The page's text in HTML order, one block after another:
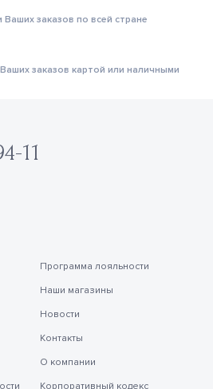
заказов по всей стране
заказов картой или наличными
11
Программа лояльности
Наши магазины
Новости
Контакты
О компании
Корпоративный кодекс